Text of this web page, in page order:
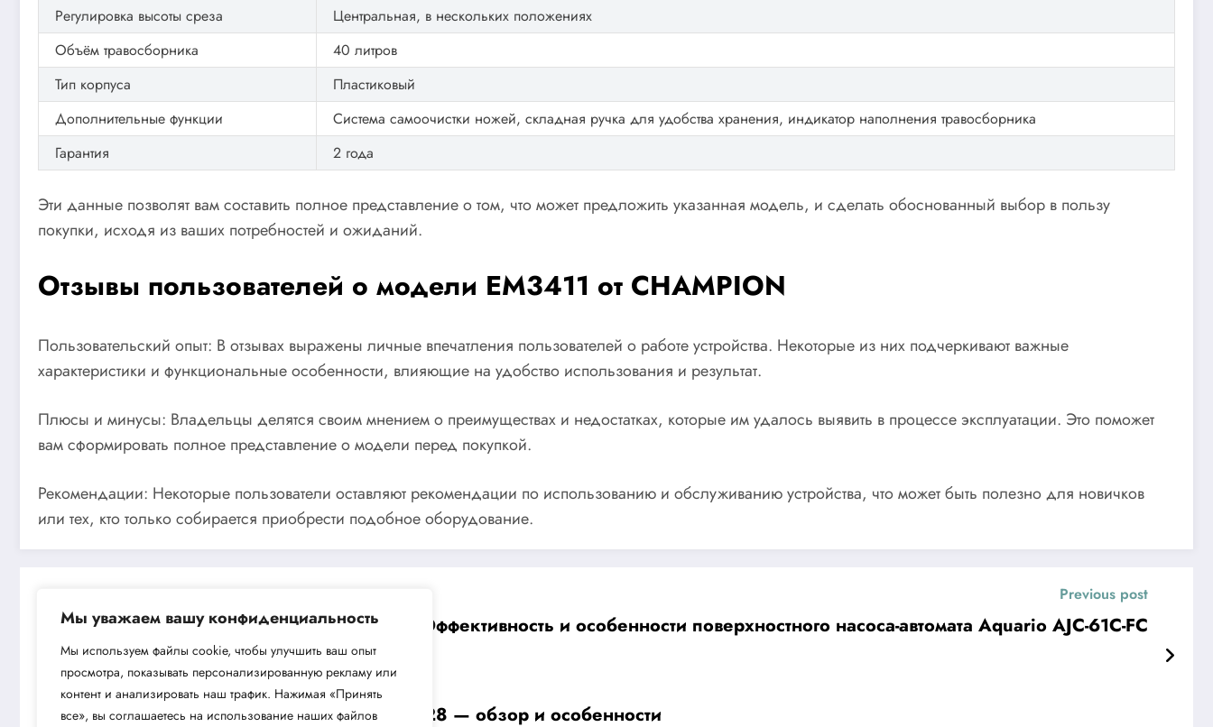
Мы уважаем вашу конфиденциальность
Мы используем файлы cookie, чтобы улучшить ваш опыт
просмотра, показывать персонализированную рекламу или
контент и анализировать наш трафик. Нажимая «Принять
все», вы соглашаетесь на использование наших файлов
Регулировка высоты среза
Центральная, в нескольких положениях
Объём травосборника
40 литров
Тип корпуса
Пластиковый
Дополнительные функции
Система самоочистки ножей, складная ручка для удобства хранения, индикатор наполнения травосборника
Гарантия
2 года
Эти данные позволят вам составить полное представление о том, что может предложить указанная модель, и сделать обоснованный выбор в пользу
покупки, исходя из ваших потребностей и ожиданий.
Отзывы пользователей о модели EM3411 от CHAMPION
Пользовательский опыт: В отзывах выражены личные впечатления пользователей о работе устройства. Некоторые из них подчеркивают важные
характеристики и функциональные особенности, влияющие на удобство использования и результат.
Плюсы и минусы: Владельцы делятся своим мнением о преимуществах и недостатках, которые им удалось выявить в процессе эксплуатации. Это поможет
вам сформировать полное представление о модели перед покупкой.
Рекомендации: Некоторые пользователи оставляют рекомендации по использованию и обслуживанию устройства, что может быть полезно для новичков
или тех, кто только собирается приобрести подобное оборудование.
Previous post
Эффективность и особенности поверхностного насоса-автомата Aquario AJC-61C-FC
Next post
Газонокосилка-робот CHAMPION RMB1828 — обзор и особенности